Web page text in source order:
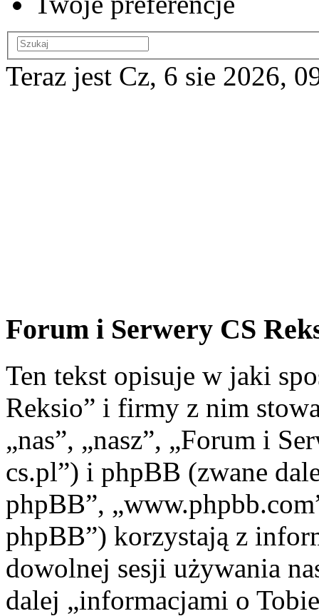
Teraz jest Cz, 6 sie 2026,
Forum i Serwery CS
Ten tekst opisuje w jaki
Reksio” i firmy z nim
„nas”, „nasz”, „Forum i
cs.pl”) i phpBB (zwane
phpBB”,
phpBB”) korzystają z
dowolnej sesji używania
dalej „informacjami o